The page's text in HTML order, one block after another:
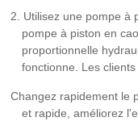
2. Utilisez une pompe à
pompe à piston en
proportionnelle
fonctionne. Les
Changez rapidement le
et rapide, améliorez